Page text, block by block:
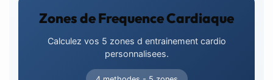
Zones de Frequence Cardiaque
Calculez vos 5 zones d entrainement cardio
personnalisees.